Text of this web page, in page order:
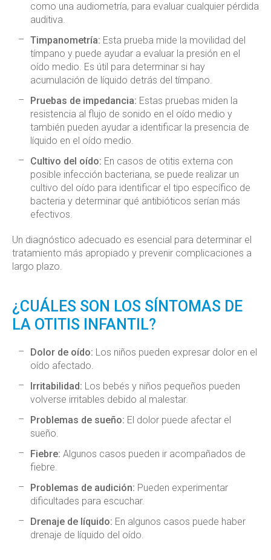
como una audiometría, para evaluar cualquier pérdida
auditiva.
Timpanometría: Esta prueba mide la movilidad del
tímpano y puede ayudar a evaluar la presión en el
oído medio. Es útil para determinar si hay
acumulación de líquido detrás del tímpano.
Pruebas de impedancia: Estas pruebas miden la
resistencia al flujo de sonido en el oído medio y
también pueden ayudar a identificar la presencia de
líquido en el oído medio.
Cultivo del oído: En casos de otitis externa con
posible infección bacteriana, se puede realizar un
cultivo del oído para identificar el tipo específico de
bacteria y determinar qué antibióticos serían más
efectivos.
Un diagnóstico adecuado es esencial para determinar el
tratamiento más apropiado y prevenir complicaciones a
largo plazo.
¿CUÁLES SON LOS SÍNTOMAS DE
LA OTITIS INFANTIL?
Dolor de oído: Los niños pueden expresar dolor en el
oído afectado.
Irritabilidad: Los bebés y niños pequeños pueden
volverse irritables debido al malestar.
Problemas de sueño: El dolor puede afectar el
sueño.
Fiebre: Algunos casos pueden ir acompañados de
fiebre.
Problemas de audición: Pueden experimentar
dificultades para escuchar.
Drenaje de líquido: En algunos casos puede haber
drenaje de líquido del oído.